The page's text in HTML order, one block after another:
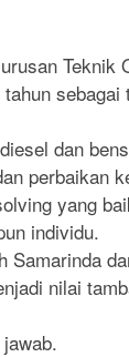
Teknik
dan
perbaikan
yang
individu.
Samarinda
nilai